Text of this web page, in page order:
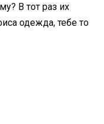
В тот раз их
одежда, тебе то